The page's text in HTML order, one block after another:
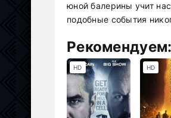
юной балерины учит
подобные события
Рекомендуем:
HD HD